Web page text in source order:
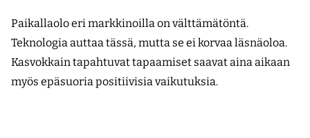
Paikallaolo eri markkinoilla on välttä­mätöntä.
Teknologia auttaa tässä, mutta se ei korvaa läsnäoloa.
Kasvokkain tapahtuvat tapaamiset saavat aina aikaan
myös ­epä­suoria positiivisia vaikutuksia.